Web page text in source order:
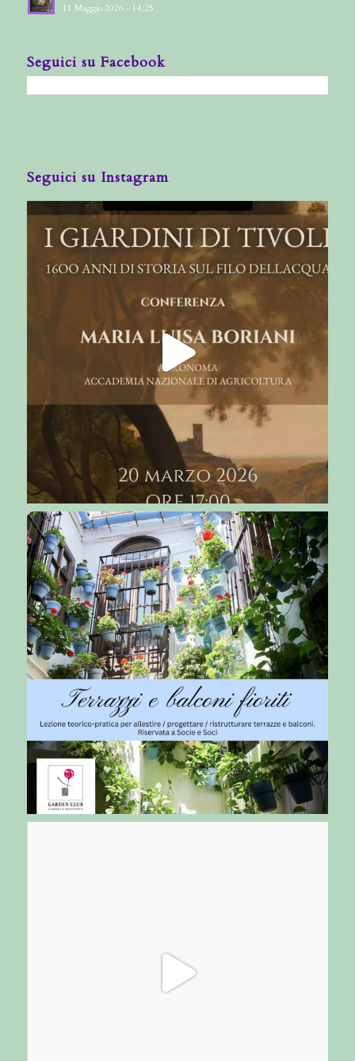
11 Maggio 2026 - 14:25
Seguici su Facebook
Seguici su Instagram